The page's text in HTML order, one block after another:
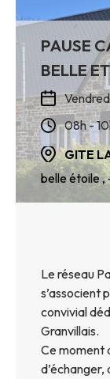
PAUSE
BELLE
08h -
GITE
belle étoile ,
Le réseau
s’associent
convivial
Granvillais.
Ce moment